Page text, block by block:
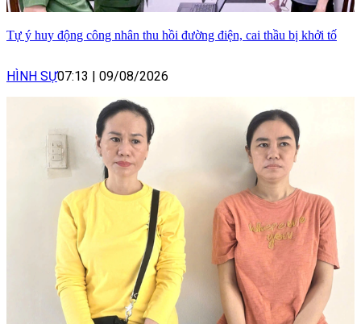
Tự ý huy động công nhân thu hồi đường điện, cai thầu bị khởi tố
HÌNH SỰ07:13 09/08/2026